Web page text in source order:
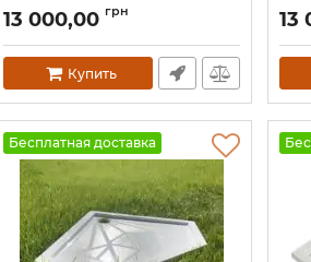
Артикул:132A200
13 000,00 грн
Купить
13
Бесплатная доставка